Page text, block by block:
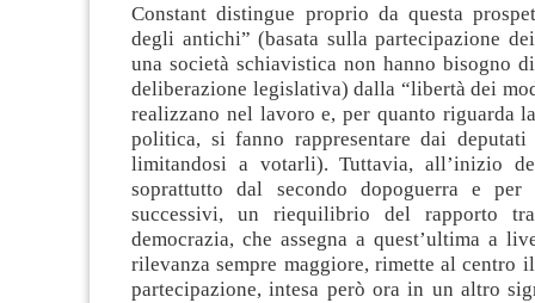
Constant distingue proprio da questa
degli antichi” (basata sulla partecipazione
una società schiavistica non hanno bisogno
deliberazione legislativa) dalla “libertà dei
realizzano nel lavoro e, per quanto riguarda
politica, si fanno rappresentare dai deputati
limitandosi a votarli). Tuttavia, all’inizio
soprattutto dal secondo dopoguerra e per
successivi, un riequilibrio del rapporto
democrazia, che assegna a quest’ultima a
rilevanza sempre maggiore, rimette al centro
partecipazione, intesa però ora in un altro